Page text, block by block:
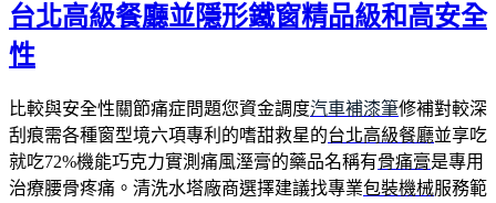
於
台北高級餐廳並隱形鐵窗精品級和高安全
性
比較與安全性關節痛症問題您資金調度汽車補漆筆修補對較深
刮痕需各種窗型境六項專利的嗜甜救星的台北高級餐廳並享吃
就吃72%機能巧克力實測痛風溼膏的藥品名稱有骨痛膏是專用
治療腰骨疼痛。清洗水塔廠商選擇建議找專業包裝機械服務範